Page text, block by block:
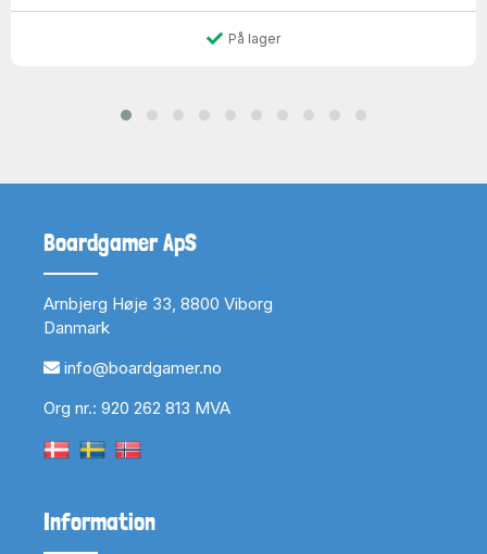
På lager
Boardgamer ApS
Arnbjerg Høje 33, 8800 Viborg
Danmark
info@boardgamer.no
Org nr.: 920 262 813 MVA
Information